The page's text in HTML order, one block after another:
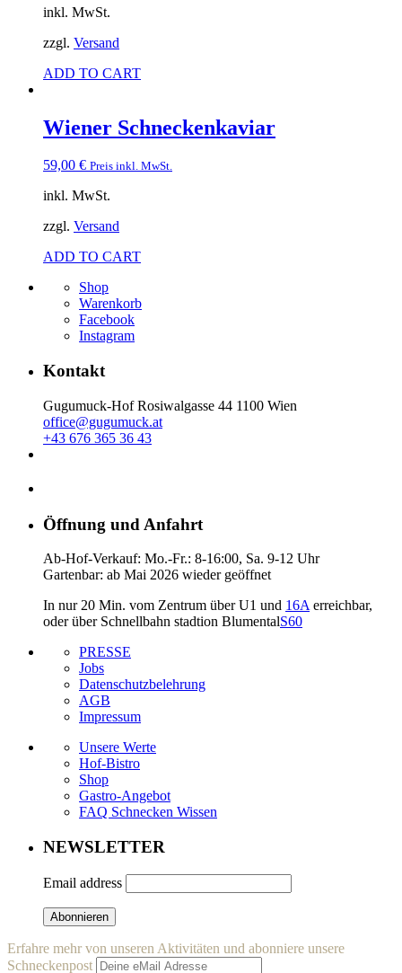
inkl. MwSt.
zzgl. Versand
ADD TO CART
Wiener Schneckenkaviar
59,00 € Preis inkl. MwSt.
inkl. MwSt.
zzgl. Versand
ADD TO CART
Shop
Warenkorb
Facebook
Instagram
Kontakt
Gugumuck-Hof Rosiwalgasse 44 1100 Wien
office@gugumuck.at
+43 676 365 36 43
Öffnung und Anfahrt
Ab-Hof-Verkauf: Mo.-Fr.: 8-16:00, Sa. 9-12 Uhr
Gartenbar: ab Mai 2026 wieder geöffnet
In nur 20 Min. vom Zentrum über U1 und 16Aerreichbar,
oder über Schnellbahn stadtion BlumentalS60
PRESSE
Jobs
Datenschutzbelehrung
AGB
Impressum
Unsere Werte
Hof-Bistro
Shop
Gastro-Angebot
FAQ Schnecken Wissen
NEWSLETTER
Email address
Erfahre mehr von unseren Aktivitäten und abonniere unsere
Schneckenpost